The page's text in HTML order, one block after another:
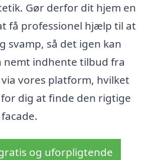
Gør derfor dit hjem en
få professionel hjælp til at
svamp, så det igen kan
nemt indhente tilbud fra
vores platform, hvilket
dig at finde den rigtige
og uforpligtende